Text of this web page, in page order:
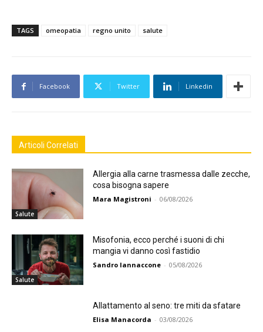
TAGS omeopatia regno unito salute
Facebook Twitter Linkedin
Articoli Correlati
Salute
Allergia alla carne trasmessa dalle zecche,
cosa bisogna sapere
Mara Magistroni - 06/08/2026
Salute
Misofonia, ecco perché i suoni di chi
mangia vi danno così fastidio
Sandro Iannaccone - 05/08/2026
Allattamento al seno: tre miti da sfatare
Elisa Manacorda - 03/08/2026